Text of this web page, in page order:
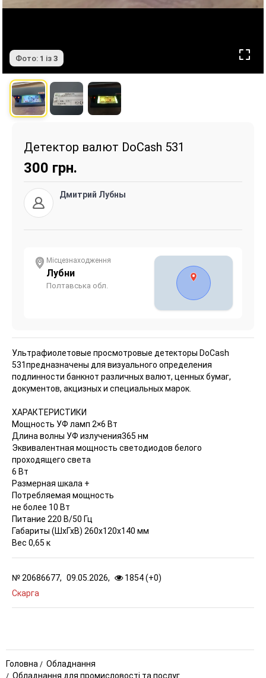
Фото: 1 із 3
Детектор валют DoCash 531
300 грн.
Дмитрий Лубны
Місцезнаходження
Лубни
Полтавська обл.
Ультрафиолетовые просмотровые детекторы DoCash
531предназначены для визуального определения
подлинности банкнот различных валют, ценных бумаг,
документов, акцизных и специальных марок.
ХАРАКТЕРИСТИКИ
Мощность УФ ламп 2×6 Вт
Длина волны УФ излучения365 нм
Эквивалентная мощность светодиодов белого
проходящего света
6 Вт
Размерная шкала +
Потребляемая мощность
не более 10 Вт
Питание 220 В/50 Гц
Габариты (ШхГхВ) 260x120x140 мм
Вес 0,65 к
№ 20686677, 09.05.2026, 1854 (+0)
Скарга
Головна
Обладнання
Обладнання для промисловості та послуг